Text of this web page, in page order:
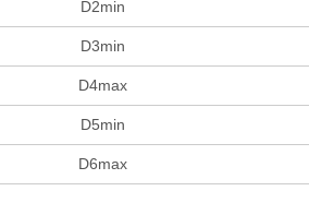
D2min
D3min
D4max
D5min
D6max